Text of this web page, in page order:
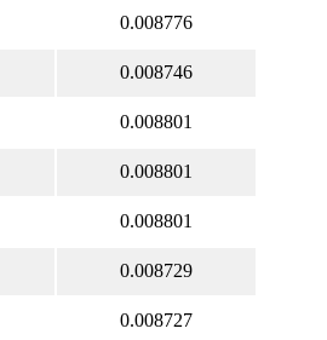
0.008776
0.008746
0.008801
0.008801
0.008801
0.008729
0.008727